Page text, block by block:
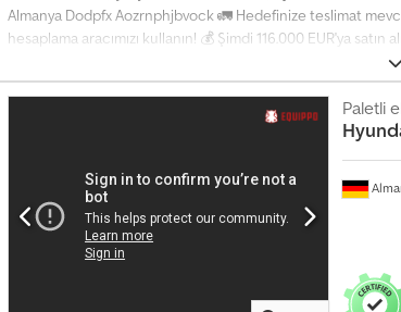
Almanya Dodpfx Aozrnphjbvock 🚛 Hedefinize teslimat
hesaplama aracımızı kullanın! 💰 Şimdi 116.000 EUR'ya
teslimatta ödeme imkanı mevcuttur (onaya tabidir)* 👷‍♂️
43'ü onaylandı ✅, 19'u kusurlu ℹ️, 1 harcama ⚠️ 📌 Müfettişin
ihtiyaç duymaktadır, çok gürültülü bir güç aktarma
fonksiyonlar inceleme sırasında çalışmaktadır. 📄
görmek ister misiniz? İpucu: Daha fazla ayrıntı ararken
şeklindedir. 💡 Bu makine ve hizmetimizin neden öne
Şantiyeye teslimat imkanı ✔ Para İade Garantisi ✔ Güvenli
seçeneklerini değerlendiriyor musunuz? Tüm ekipman
sunuyoruz; bunlar platformumuzda kolayca erişilebilir.
Paletli